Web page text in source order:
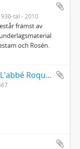
tal - 2010
främst av
och Rosén.
Amours De Monsieur L'abbé Roquette avec Mademoiselle de Montauzier par Monsieur L'abbé Le Camus 1667